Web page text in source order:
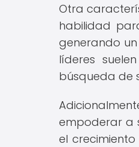
Otra
habilidad
generando
líderes
búsqueda de
empoderar a
el